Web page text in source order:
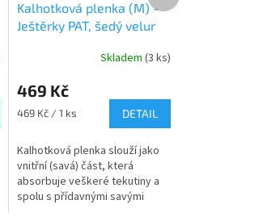
Kalhotková plenka (M) -
Ještěrky PAT, šedý velur
Skladem (3 ks)
469 Kč
Měrná
469 Kč / 1 ks DETAIL
Kalhotková plenka slouží jako
vnitřní (savá) část, která
absorbuje veškeré tekutiny a
spolu s přídavnými savými